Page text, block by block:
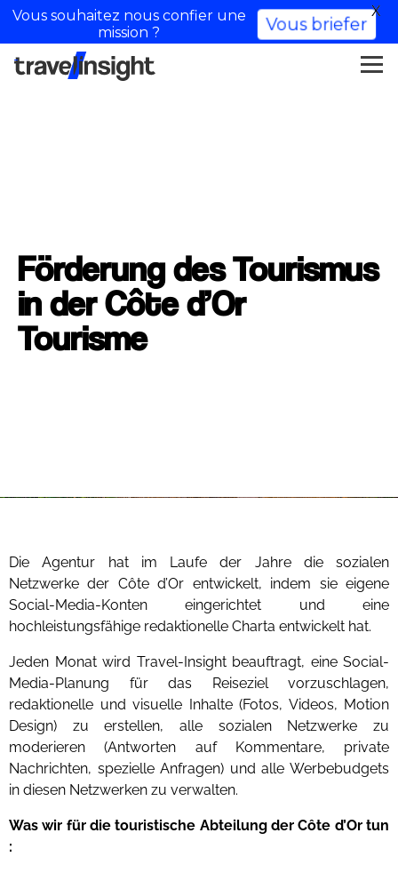
Förderung des Tourismus
in der Côte d’Or
Tourisme
Die Agentur hat im Laufe der Jahre die sozialen
Netzwerke der Côte d’Or entwickelt, indem sie eigene
Social-Media-Konten eingerichtet und eine
hochleistungsfähige redaktionelle Charta entwickelt hat.
Jeden Monat wird Travel-Insight beauftragt, eine Social-
Media-Planung für das Reiseziel vorzuschlagen,
redaktionelle und visuelle Inhalte (Fotos, Videos, Motion
Design) zu erstellen, alle sozialen Netzwerke zu
moderieren (Antworten auf Kommentare, private
Nachrichten, spezielle Anfragen) und alle Werbebudgets
in diesen Netzwerken zu verwalten.
Was wir für die touristische Abteilung der Côte d’Or tun
:
Vous souhaitez nous confier une
mission ?
Vous briefer
X